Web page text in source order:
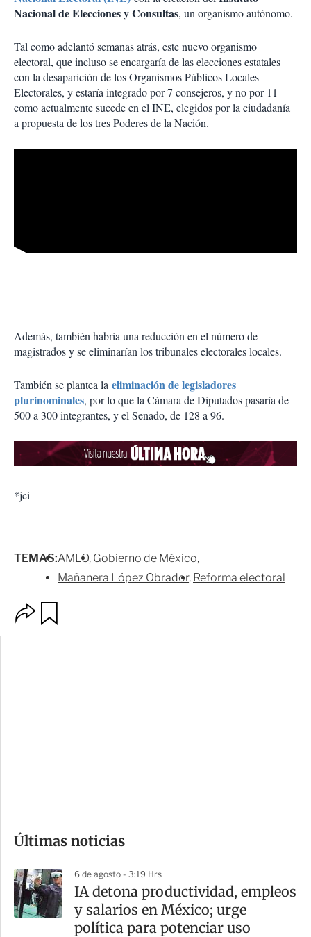
Nacional de Elecciones y Consultas, un organismo autónomo.
Tal como adelantó semanas atrás, este nuevo organismo
electoral, que incluso se encargaría de las elecciones estatales
con la desaparición de los Organismos Públicos Locales
Electorales, y estaría integrado por 7 consejeros, y no por 11
como actualmente sucede en el INE, elegidos por la ciudadanía
a propuesta de los tres Poderes de la Nación.
Además, también habría una reducción en el número de
magistrados y se eliminarían los tribunales electorales locales.
También se plantea la eliminación de legisladores
plurinominales, por lo que la Cámara de Diputados pasaría de
500 a 300 integrantes, y el Senado, de 128 a 96.
*jci
TEMAS:AMLO Gobierno de México
Mañanera López Obrador Reforma electoral
p
m
a
r
t
Últimas noticias
6 de agosto - 3:19 Hrs
IA detona productividad, empleos
y salarios en México; urge
política para potenciar uso